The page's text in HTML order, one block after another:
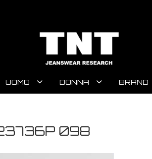
UOMO DONNA BRAND
098